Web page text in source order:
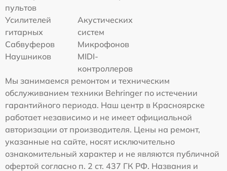
пультов
Усилителей
гитарных
Акустических
систем
Сабвуферов
Микрофонов
Наушников
MIDI-
контроллеров
Мы занимаемся ремонтом и техническим
обслуживанием техники Behringer по истечении
гарантийного периода. Наш центр в Красноярске
работает независимо и не имеет официальной
авторизации от производителя. Цены на ремонт,
указанные на сайте, носят исключительно
ознакомительный характер и не являются публичной
офертой согласно п. 2 ст. 437 ГК РФ. Названия и